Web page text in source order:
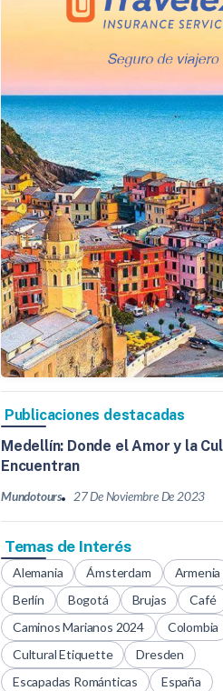
Publicaciones destacadas
Medellín: Donde el Amor y la
Encuentran
Mundotours 27 De Noviembre De 2023
Temas de Interés
Alemania Ámsterdam Armenia
Berlín
Bogotá Brujas
Café
Caminos Marianos 2024
Colombia
Cultural Etiquette
Dresden
Escapadas Románticas
España